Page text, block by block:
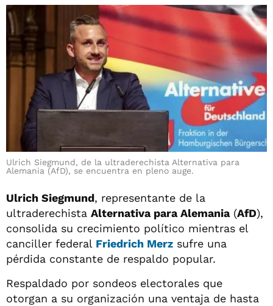
Ulrich Siegmund, de la ultraderechista Alternativa para
Alemania (AfD), se encuentra en pleno auge.
Ulrich Siegmund, representante de la
ultraderechista Alternativa para Alemania(AfD),
consolida su crecimiento político mientras el
canciller federal Friedrich Merz sufre una
pérdida constante de respaldo popular.
Respaldado por sondeos electorales que
otorgan a su organización una ventaja de hasta